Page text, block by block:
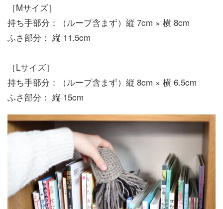
［Mサイズ］
持ち手部分：（ループ含まず）縦 7cm × 横 8cm
ふさ部分： 縦 11.5cm
［Lサイズ］
持ち手部分：（ループ含まず）縦 8cm × 横 6.5cm
ふさ部分： 縦 15cm